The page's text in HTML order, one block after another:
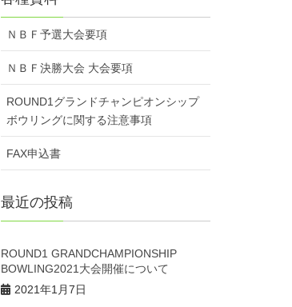
ＮＢＦ予選大会要項
ＮＢＦ決勝大会 大会要項
ROUND1グランドチャンピオンシップ
ボウリングに関する注意事項
FAX申込書
最近の投稿
ROUND1 GRANDCHAMPIONSHIP
BOWLING2021大会開催について
2021年1月7日